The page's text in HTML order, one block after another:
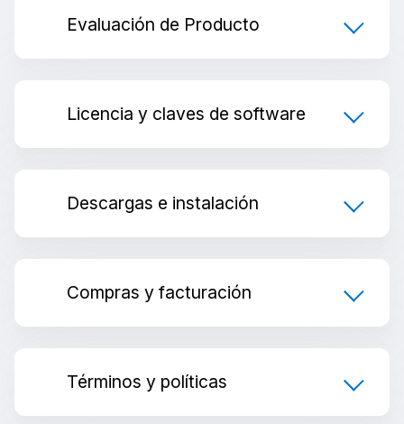
Evaluación de Producto
Licencia y claves de software
Descargas e instalación
Compras y facturación
Términos y políticas